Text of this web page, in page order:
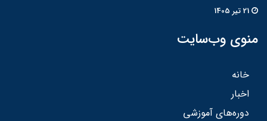
منوی وب‌سایت
خانه
اخبار
دوره‌های آموزشی